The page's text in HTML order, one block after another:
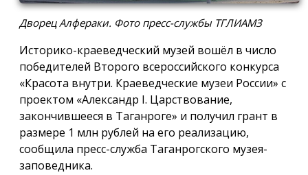
Дворец Алфераки. Фото пресс-службы ТГЛИАМЗ
Историко-краеведческий музей вошёл в число
победителей Второго всероссийского конкурса
«Красота внутри. Краеведческие музеи России» с
проектом «Александр I. Царствование,
закончившееся в Таганроге» и получил грант в
размере 1 млн рублей на его реализацию,
сообщила пресс-служба Таганрогского музея-
заповедника.